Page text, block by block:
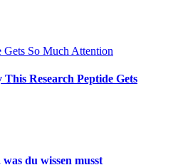
Research Peptide Gets
du wissen musst